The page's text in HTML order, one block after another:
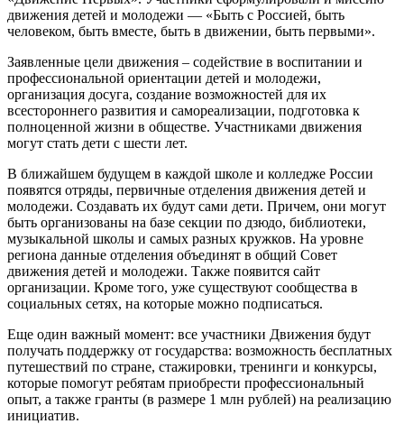
движения детей и молодежи — «Быть с Россией, быть
человеком, быть вместе, быть в движении, быть первыми».
Заявленные цели движения – содействие в воспитании и
профессиональной ориентации детей и молодежи,
организация досуга, создание возможностей для их
всестороннего развития и самореализации, подготовка к
полноценной жизни в обществе. Участниками движения
могут стать дети с шести лет.
В ближайшем будущем в каждой школе и колледже России
появятся отряды, первичные отделения движения детей и
молодежи. Создавать их будут сами дети. Причем, они могут
быть организованы на базе секции по дзюдо, библиотеки,
музыкальной школы и самых разных кружков. На уровне
региона данные отделения объединят в общий Совет
движения детей и молодежи. Также появится сайт
организации. Кроме того, уже существуют сообщества в
социальных сетях, на которые можно подписаться.
Еще один важный момент: все участники Движения будут
получать поддержку от государства: возможность бесплатных
путешествий по стране, стажировки, тренинги и конкурсы,
которые помогут ребятам приобрести профессиональный
опыт, а также гранты (в размере 1 млн рублей) на реализацию
инициатив.